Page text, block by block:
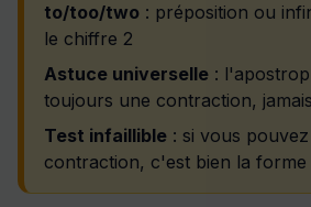
to/too/two : préposition ou
le chiffre 2
Astuce universelle :
toujours une contraction,
Test infaillible : si vous
contraction, c'est bien la